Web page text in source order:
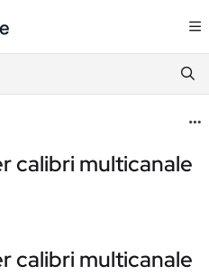
at:
before exploring further.
calibri multicanale
calibri multicanale